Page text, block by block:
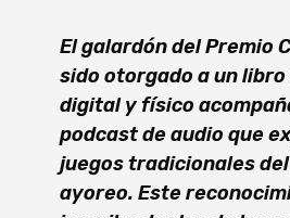
El galardón del Premio
sido otorgado a un
digital y físico
podcast de audio que
juegos tradicionales
ayoreo. Este